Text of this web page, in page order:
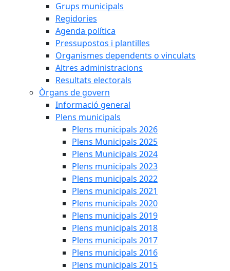
Grups municipals
Regidories
Agenda política
Pressupostos i plantilles
Organismes dependents o vinculats
Altres administracions
Resultats electorals
Òrgans de govern
Informació general
Plens municipals
Plens municipals 2026
Plens Municipals 2025
Plens Municipals 2024
Plens municipals 2023
Plens municipals 2022
Plens municipals 2021
Plens municipals 2020
Plens municipals 2019
Plens municipals 2018
Plens municipals 2017
Plens municipals 2016
Plens municipals 2015